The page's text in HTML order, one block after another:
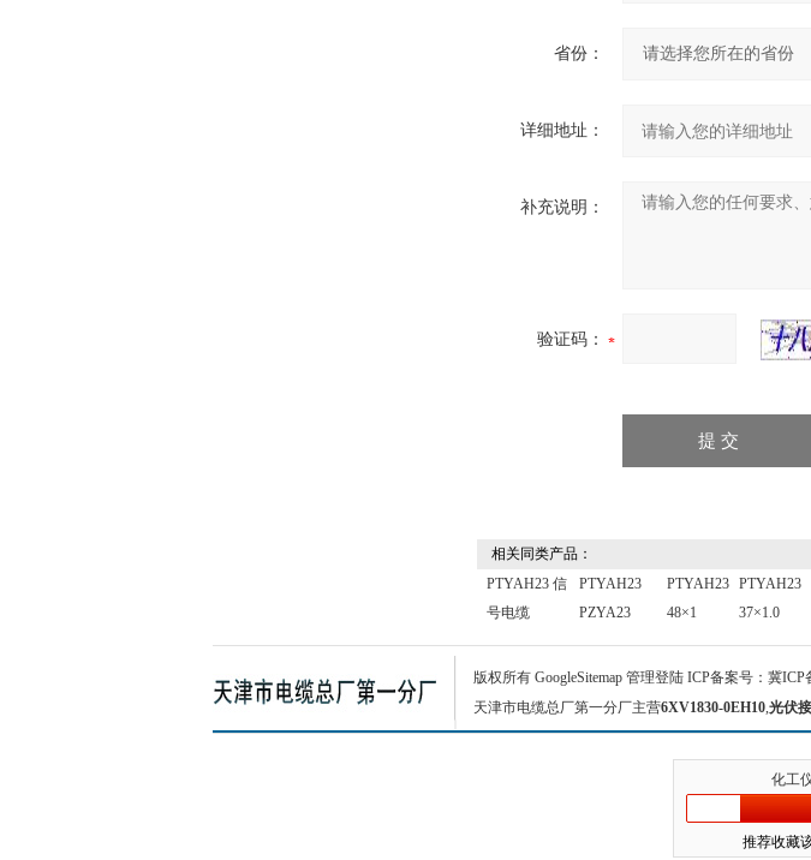
省份：
详细地址：
补充说明：
验证码：
相关同类产品：
PTYAH23 信
号电缆
PTYAH23
PZYA23
PTYAH23
48×1
PTYAH23
37×1.0
版权所有 GoogleSitemap 管理登陆 ICP备案号： 冀ICP
天津市电缆总厂第一分厂主营6XV1830-0EH10,光伏
化工
推荐收藏